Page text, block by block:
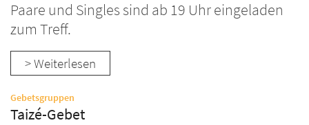
Paare und Singles sind ab 19 Uhr eingeladen
zum Treff.
> Weiterlesen
Gebetsgruppen
Taizé-Gebet